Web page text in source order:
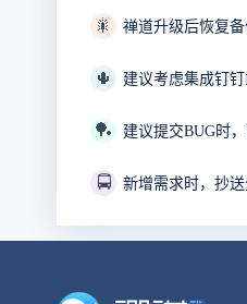
🎇
🌵 建议考虑集成钉
🏓 建议提交BUG时
🚍 新增需求时，抄